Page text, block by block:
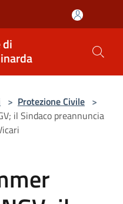
di
> Protezione Civile >
il Sindaco preannuncia